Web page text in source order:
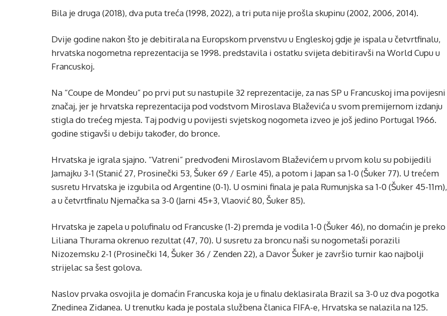
Bila je druga (2018), dva puta treća (1998, 2022), a tri puta nije prošla skupinu (2002, 2006, 2014).
Dvije godine nakon što je debitirala na Europskom prvenstvu u Engleskoj gdje je ispala u četvrtfinalu,
hrvatska nogometna reprezentacija se 1998. predstavila i ostatku svijeta debitiravši na World Cupu u
Francuskoj.
Na “Coupe de Mondeu” po prvi put su nastupile 32 reprezentacije, za nas SP u Francuskoj ima povijesni
značaj, jer je hrvatska reprezentacija pod vodstvom Miroslava Blaževića u svom premijernom izdanju
stigla do trećeg mjesta. Taj podvig u povijesti svjetskog nogometa izveo je još jedino Portugal 1966.
godine stigavši u debiju također, do bronce.
Hrvatska je igrala sjajno. “Vatreni” predvođeni Miroslavom Blaževićem u prvom kolu su pobijedili
Jamajku 3-1 (Stanić 27, Prosinečki 53, Šuker 69 / Earle 45), a potom i Japan sa 1-0 (Šuker 77). U trećem
susretu Hrvatska je izgubila od Argentine (0-1). U osmini finala je pala Rumunjska sa 1-0 (Šuker 45-11m),
a u četvrtfinalu Njemačka sa 3-0 (Jarni 45+3, Vlaović 80, Šuker 85).
Hrvatska je zapela u polufinalu od Francuske (1-2) premda je vodila 1-0 (Šuker 46), no domaćin je preko
Liliana Thurama okrenuo rezultat (47, 70). U susretu za broncu naši su nogometaši porazili
Nizozemsku 2-1 (Prosinečki 14, Šuker 36 / Zenden 22), a Davor Šuker je završio turnir kao najbolji
strijelac sa šest golova.
Naslov prvaka osvojila je domaćin Francuska koja je u finalu deklasirala Brazil sa 3-0 uz dva pogotka
Znedinea Zidanea. U trenutku kada je postala službena članica FIFA-e, Hrvatska se nalazila na 125.